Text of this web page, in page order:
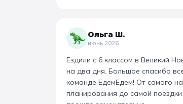
Огромная благодарность
Вы лучшие: от выбора супер-
питания, гостиницы, тайминга, до
интересного экскурсовода и
водителя. Всё на высшем уровне
Ольга Ш.
июнь 2026
Ездили с 6 классом в Великий
на два дня. Большое спасибо
команде ЕдемЕдем! От самого
планирования до самой поездки